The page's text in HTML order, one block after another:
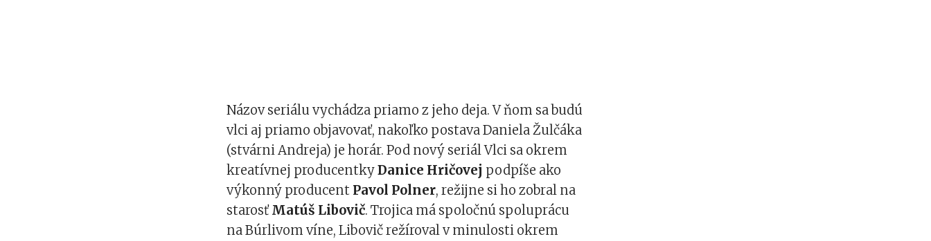
Názov seriálu vychádza priamo z jeho deja. V ňom sa budú
vlci aj priamo objavovať, nakoľko postava Daniela Žulčáka
(stvárni Andreja) je horár. Pod nový seriál Vlci sa okrem
kreatívnej producentkyDanice Hričovej podpíše ako
výkonný producent Pavol Polner, režijne si ho zobral na
starosťMatúš Libovič. Trojica má spoločnú spoluprácu
na Búrlivom víne, Libovič režíroval v minulosti okrem